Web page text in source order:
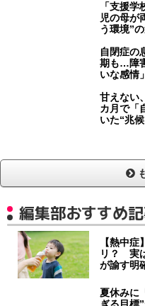
「支援
児の母が
う環境”
自閉症の
期も…障
いな感情
甘えない
カ月で「
いた“兆
編集部おすすめ
【熱中
リ？ 実
が諭す明
夏休みに